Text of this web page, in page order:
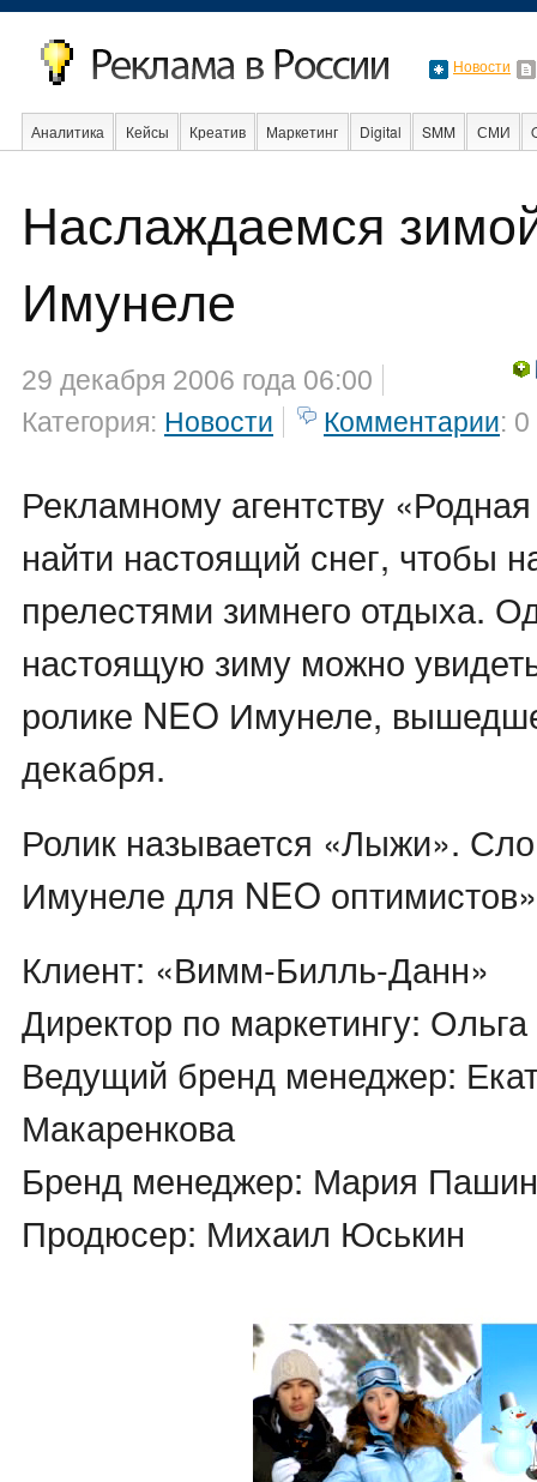
Новости
Аналитика Кейсы Креатив Маркетинг Digital SMM СМИ
Наслаждаемся
Имунеле
29 декабря 2006 года 06:00
Категория: Новости Комментарии: 0
Рекламному агентству
найти настоящий снег, чтобы
прелестями зимнего отдыха.
настоящую зиму можно
ролике NEO Имунеле,
декабря.
Ролик называется «Лыжи».
Имунеле для NEO
Клиент: «Вимм-Билль-Данн»
Директор по маркетингу:
Ведущий бренд менеджер:
Макаренкова
Бренд менеджер: Мария
Продюсер: Михаил Юськин